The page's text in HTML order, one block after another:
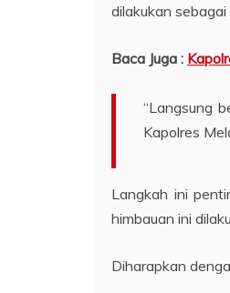
dilakukan
Baca Juga :
“Langsung
Kapolres
Langkah ini
himbauan ini
Diharapkan